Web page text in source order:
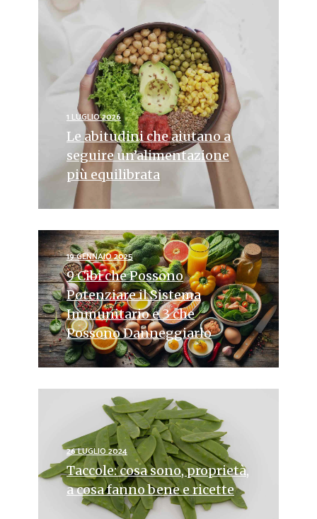
1 LUGLIO 2026
Le abitudini che aiutano a
seguire un’alimentazione
più equilibrata
19 GENNAIO 2025
9 Cibi che Possono
Potenziare il Sistema
Immunitario e 3 che
Possono Danneggiarlo
26 LUGLIO 2024
Taccole: cosa sono, proprietà,
a cosa fanno bene e ricette